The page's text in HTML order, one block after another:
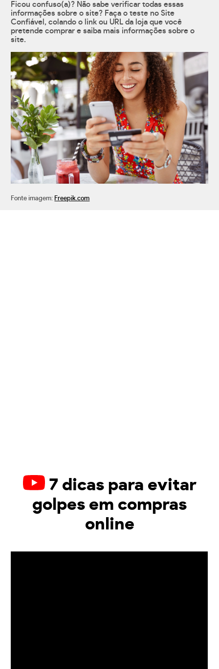
Ficou confuso(a)? Não sabe verificar todas essas
informações sobre o site? Faça o teste no Site
Confiável, colando o link ou URL da loja que você
pretende comprar e saiba mais informações sobre o
site.
Fonte imagem: Freepik.com
7 dicas para evitar
golpes em compras
online